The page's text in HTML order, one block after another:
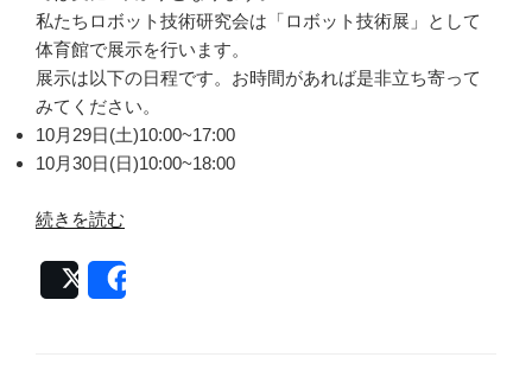
3
位・
敢
闘
賞
受
の
私たちロボット技術研究会は「ロボット技術展」として
体育館で展示を行います。
展示は以下の日程です。お時間があれば是非立ち寄って
みてください。
10月29日(土)10:00~17:00
10月30日(日)10:00~18:00
“2022
大
続きを読む
Post